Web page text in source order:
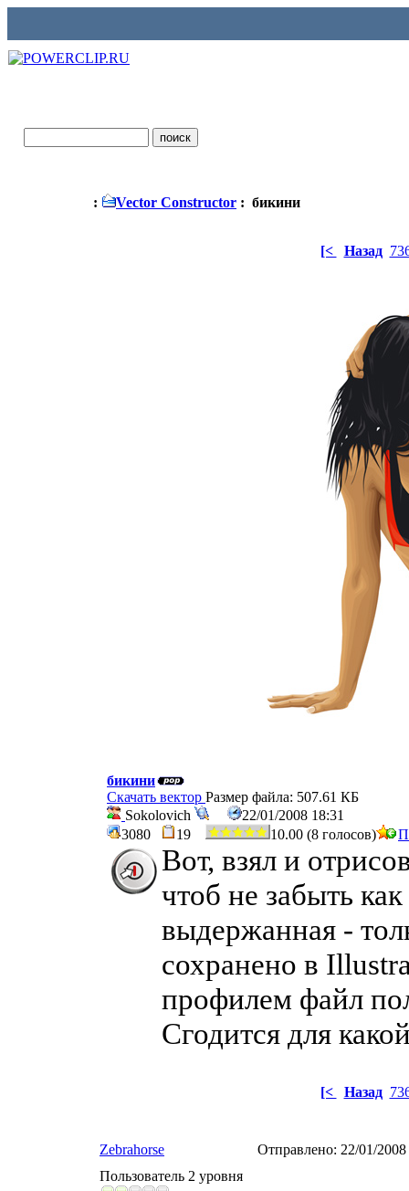
: Vector Constructor : бикини
[< Назад
бикини
Скачать вектор Размер файла: 507.61 КБ
Sokolovich
22/01/2008 18:31
3080
19 10.00 (8 голосов)
Вот, взял и
чтоб не забыть
выдержанная -
сохранено в
профилем файл
Сгодится для
[< Назад
Zebrahorse Отправлено: 22/01/
Пользователь 2 уровня